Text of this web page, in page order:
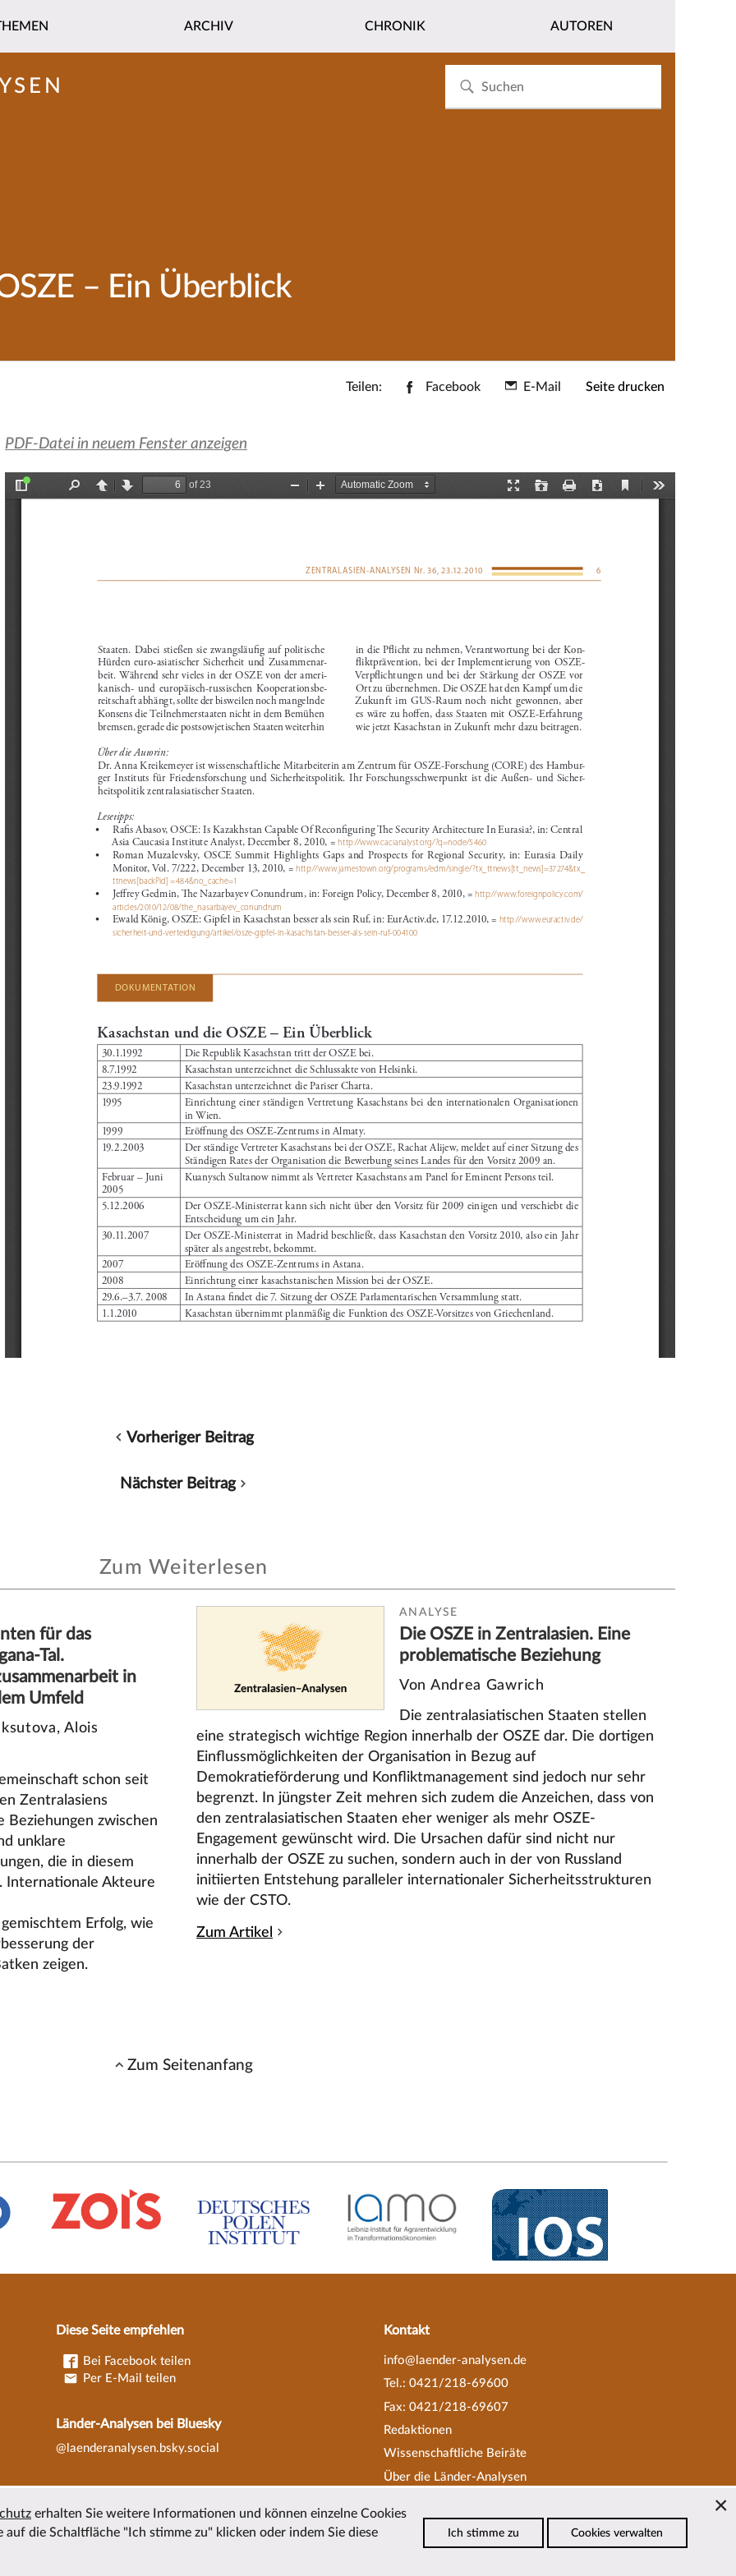
ARCHIV CHRONIK AUTOREN
– Ein Überblick
Teilen: Facebook E-Mail Seite drucken
PDF-Datei in neuem Fenster anzeigen
Vorheriger Beitrag
Nächster Beitrag
Zum Weiterlesen
für das
Tal.
in
Umfeld
Alois
schon seit
Zentralasiens
Beziehungen zwischen
unklare
die in diesem
Internationale Akteure
Erfolg, wie
der
zeigen.
ANALYSE
Die OSZE in Zentralasien. Eine
problematische Beziehung
Von Andrea Gawrich
Die zentralasiatischen Staaten stellen
eine strategisch wichtige Region innerhalb der OSZE dar. Die dortigen
Einflussmöglichkeiten der Organisation in Bezug auf
Demokratieförderung und Konfliktmanagement sind jedoch nur sehr
begrenzt. In jüngster Zeit mehren sich zudem die Anzeichen, dass von
den zentralasiatischen Staaten eher weniger als mehr OSZE-
Engagement gewünscht wird. Die Ursachen dafür sind nicht nur
innerhalb der OSZE zu suchen, sondern auch in der von Russland
initiierten Entstehung paralleler internationaler Sicherheitsstrukturen
wie der CSTO.
Zum Artikel
Zum Seitenanfang
Diese Seite empfehlen
Bei Facebook teilen
Per E-Mail teilen
Länder-Analysen bei Bluesky
@laenderanalysen.bsky.social
Kontakt
info@laender-analysen.de
Tel.: 0421/218-69600
Fax: 0421/218-69607
Redaktionen
Wissenschaftliche Beiräte
Über die Länder-Analysen
Barrierefreiheit
erhalten Sie weitere Informationen und können einzelne Cookies
die Schaltfläche "Ich stimme zu" klicken oder indem Sie diese
Ich stimme zu Cookies verwalten